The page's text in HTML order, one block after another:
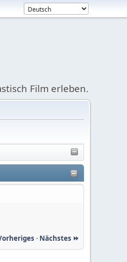
Film erleben.
- Nächstes ⏩